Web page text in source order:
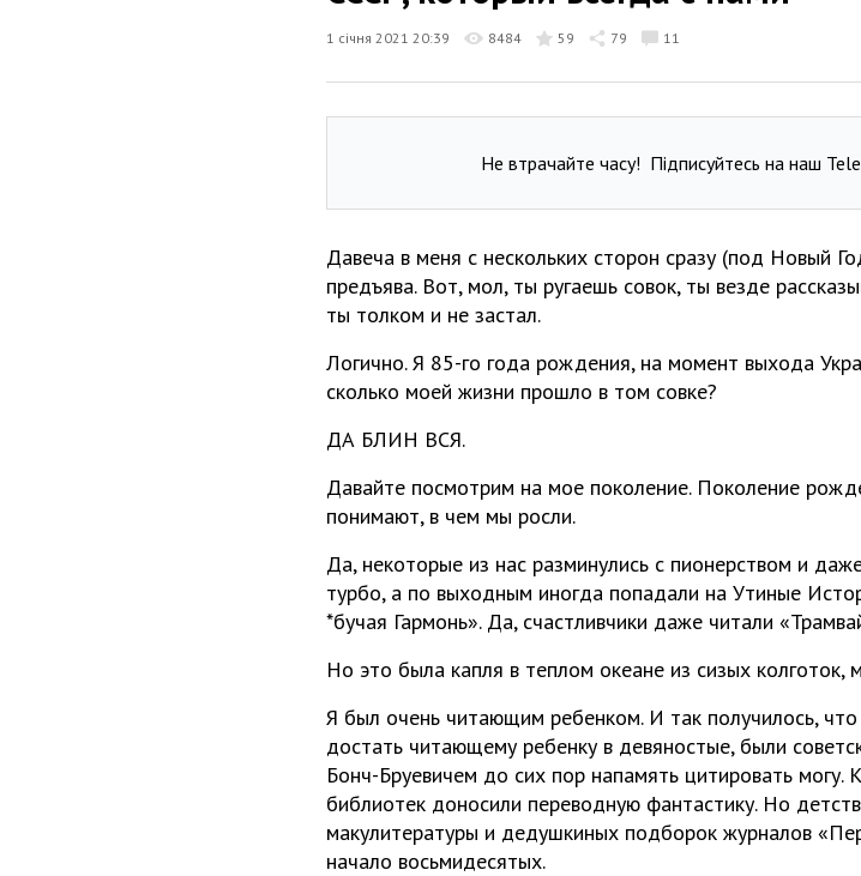
1 січня 2021 20:39 8484 59 79 11
Не втрачайте часу! Підписуйтесь на наш
Давеча в меня с нескольких сторон сразу (под Новый
предъява. Вот, мол, ты ругаешь совок, ты везде
ты толком и не застал.
Логично. Я 85-го года рождения, на момент выхода
сколько моей жизни прошло в том совке?
ДА БЛИН ВСЯ.
Давайте посмотрим на мое поколение. Поколение
понимают, в чем мы росли.
Да, некоторые из нас разминулись с пионерством и
турбо, а по выходным иногда попадали на Утиные
*бучая Гармонь». Да, счастливчики даже читали
Но это была капля в теплом океане из сизых
Я был очень читающим ребенком. И так получилось, что
достать читающему ребенку в девяностые, были
Бонч-Бруевичем до сих пор напамять цитировать
библиотек доносили переводную фантастику. Но
макулитературы и дедушкиных подборок журналов
начало восьмидесятых.